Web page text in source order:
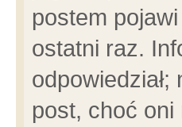
postem
ostatni raz.
post, choć